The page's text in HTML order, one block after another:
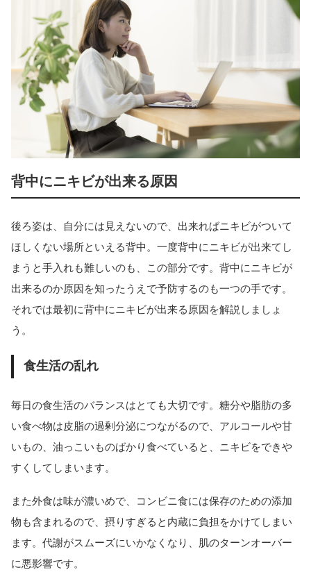
背中にニキビが出来る原因
後ろ姿は、自分には見えないので、出来ればニキビがついて
ほしくない場所といえる背中。一度背中にニキビが出来てし
まうと手入れも難しいのも、この部分です。背中にニキビが
出来るのか原因を知ったうえで予防するのも一つの手です。
それでは最初に背中にニキビが出来る原因を解説しましょ
う。
食生活の乱れ
毎日の食生活のバランスはとても大切です。糖分や脂肪の多
い食べ物は皮脂の過剰分泌につながるので、アルコールや甘
いもの、油っこいものばかり食べていると、ニキビをできや
すくしてしまいます。
また外食は味が濃いめで、コンビニ食には保存のための添加
物も含まれるので、摂りすぎると内蔵に負担をかけてしまい
ます。代謝がスムーズにいかなくなり、肌のターンオーバー
に悪影響です。